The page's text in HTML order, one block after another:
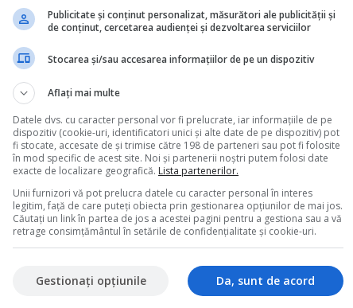
noua versiune. In data de 30.04.2014 a fost pusa la
dispozitia contribuabililor versiunea v.1.0.0.
catre persoanele fizice care realizeaza, in mod individual
in natura din Romania, provenind din: activitati
veniturilor din arenda; activitati agricole impuse in
si cheltuielilor estimate a se realiza in anul de
modului de determinare a venitului net,
cu titlu de impozit, potrivit legii.
Publicitate și conținut personalizat, măsurători ale publicității și
de conținut, cercetarea audienței și dezvoltarea serviciilor
Stocarea și/sau accesarea informațiilor de pe un dispozitiv
Aflați mai multe
Datele dvs. cu caracter personal vor fi prelucrate, iar informațiile de pe
dispozitiv (cookie-uri, identificatori unici și alte date de pe dispozitiv) pot
fi stocate, accesate de și trimise către 198 de parteneri sau pot fi folosite
în mod specific de acest site. Noi și partenerii noștri putem folosi date
exacte de localizare geografică. Lista partenerilor.
Unii furnizori vă pot prelucra datele cu caracter personal în interes
legitim, față de care puteți obiecta prin gestionarea opțiunilor de mai jos.
Căutați un link în partea de jos a acestei pagini pentru a gestiona sau a vă
retrage consimțământul în setările de confidențialitate și cookie-uri.
Da, sunt de acord
Gestionați opțiunile